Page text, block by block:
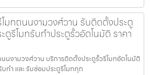
มทถนนงามวงศ์วาน รับติดตั้งประตู
ตูรีโมทรับทำประตูรั้วอัตโนมัติ ราคา
นงามวงศ์วาน บริการติดตั้งประตูรั้วรีโมทอัตโนมัติ
ทำ และ รับซ่อมประตูรีโมททุก